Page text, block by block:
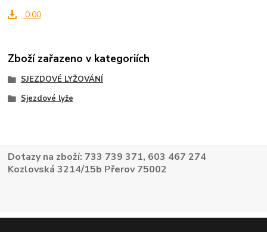
0.00
Zboží zařazeno v kategoriích
SJEZDOVÉ LYŽOVÁNÍ
Sjezdové lyže
Dotazy na zboží: 733 739 371, 603 467 274
Kozlovská 3214/15b Přerov 75002